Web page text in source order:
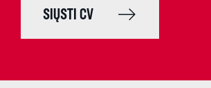
SIŲSTI CV